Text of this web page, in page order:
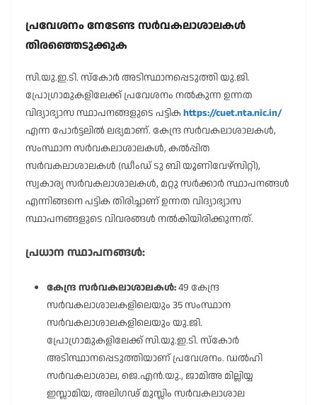
പ്രവേശനം നേടേണ്ട സർവകലാശാലകൾ
തിരഞ്ഞെടുക്കുക
സി.യു.ഇ.ടി. സ്കോർ അടിസ്ഥാനപ്പെടുത്തി യു.ജി.
പ്രോഗ്രാമുകളിലേക്ക് പ്രവേശനം നൽകുന്ന ഉന്നത
വിദ്യാഭ്യാസ സ്ഥാപനങ്ങളുടെ പട്ടിക https://cuet.nta.nic.in/
എന്ന പോർട്ടലിൽ ലഭ്യമാണ്. കേന്ദ്ര സർവകലാശാലകൾ,
സംസ്ഥാന സർവകലാശാലകൾ, കൽപ്പിത
സർവകലാശാലകൾ (ഡീംഡ് ടു ബി യൂണിവേഴ്സിറ്റി),
സ്വകാര്യ സർവകലാശാലകൾ, മറ്റു സർക്കാർ സ്ഥാപനങ്ങൾ
എന്നിങ്ങനെ പട്ടിക തിരിച്ചാണ് ഉന്നത വിദ്യാഭ്യാസ
സ്ഥാപനങ്ങളുടെ വിവരങ്ങൾ നൽകിയിരിക്കുന്നത്.
പ്രധാന സ്ഥാപനങ്ങൾ:
കേന്ദ്ര സർവകലാശാലകൾ:49 കേന്ദ്ര
സർവകലാശാലകളിലെയും 35 സംസ്ഥാന
സർവകലാശാലകളിലെയും യു.ജി.
പ്രോഗ്രാമുകളിലേക്ക് സി.യു.ഇ.ടി. സ്കോർ
അടിസ്ഥാനപ്പെടുത്തിയാണ് പ്രവേശനം. ഡൽഹി
സർവകലാശാല, ജെ.എൻ.യു., ജാമിഅ മില്ലിയ്യ
ഇസ്ലാമിയ, അലിഗഢ് മുസ്ലിം സർവകലാശാല